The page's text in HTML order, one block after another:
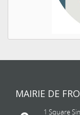
MAIRIE DE
1 Square